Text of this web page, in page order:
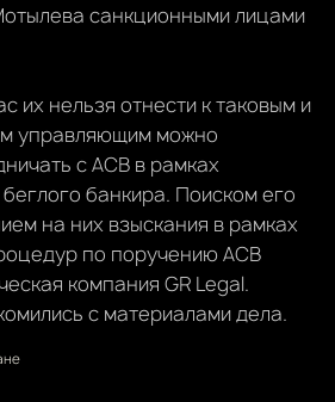
санкционными лицами
их нельзя отнести к таковым и
управляющим можно
с АСВ в рамках
банкира. Поиском его
на них взыскания в рамках
по поручению АСВ
компания GR Legal.
с материалами дела.